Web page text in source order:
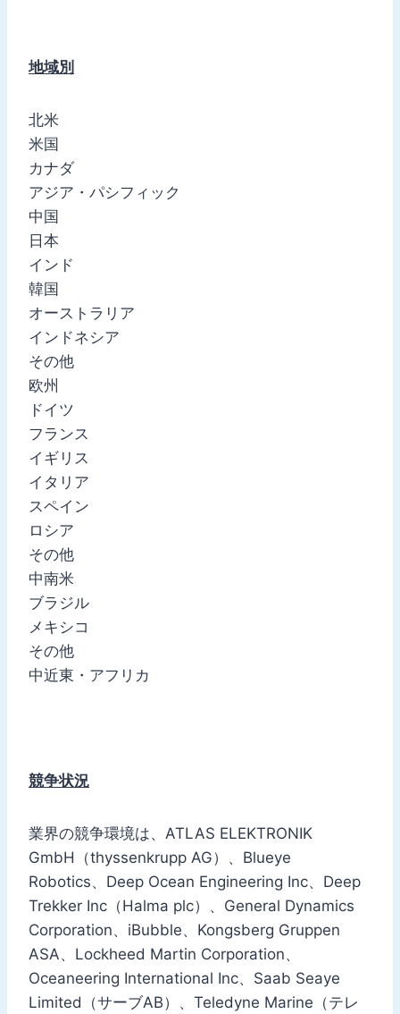
地域別
北米
米国
カナダ
アジア・パシフィック
中国
日本
インド
韓国
オーストラリア
インドネシア
その他
欧州
ドイツ
フランス
イギリス
イタリア
スペイン
ロシア
その他
中南米
ブラジル
メキシコ
その他
中近東・アフリカ
競争状況
業界の競争環境は、ATLAS ELEKTRONIK
GmbH（thyssenkrupp AG）、Blueye
Robotics、Deep Ocean Engineering Inc、Deep
Trekker Inc（Halma plc）、General Dynamics
Corporation、iBubble、Kongsberg Gruppen
ASA、Lockheed Martin Corporation、
Oceaneering International Inc、Saab Seaye
Limited（サーブAB）、Teledyne Marine（テレ